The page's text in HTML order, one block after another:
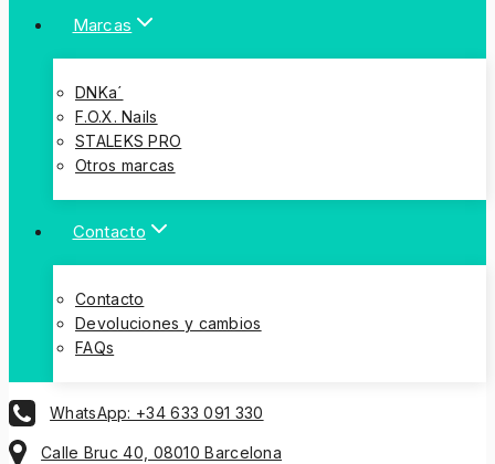
Marcas
DNKa´
F.O.X. Nails
STALEKS PRO
Otros marcas
Contacto
Contacto
Devoluciones y cambios
FAQs
WhatsApp: +34 633 091 330
Calle Bruc 40, 08010 Barcelona